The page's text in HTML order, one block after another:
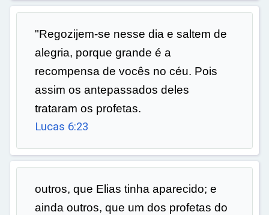
"Regozijem-se nesse dia e saltem de
alegria, porque grande é a
recompensa de vocês no céu. Pois
assim os antepassados deles
trataram os profetas.
Lucas 6:23
outros, que Elias tinha aparecido; e
ainda outros, que um dos profetas do